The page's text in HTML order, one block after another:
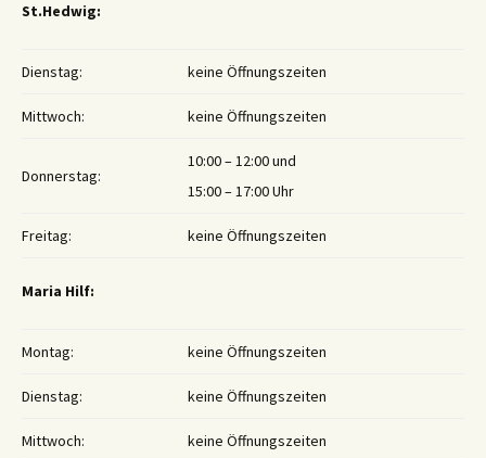
St.Hedwig:
Dienstag: keine Öffnungszeiten
Mittwoch: keine Öffnungszeiten
Donnerstag:
10:00 – 12:00 und
15:00 – 17:00 Uhr
Freitag: keine Öffnungszeiten
Maria Hilf:
Montag: keine Öffnungszeiten
Dienstag: keine Öffnungszeiten
Mittwoch: keine Öffnungszeiten